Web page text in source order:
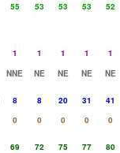
55 53 53 53 52
1 1 1 1 1
NNE NE NE NE NE
8 8 20 31 41
0 0 0 0 0
69 72 75 77 80